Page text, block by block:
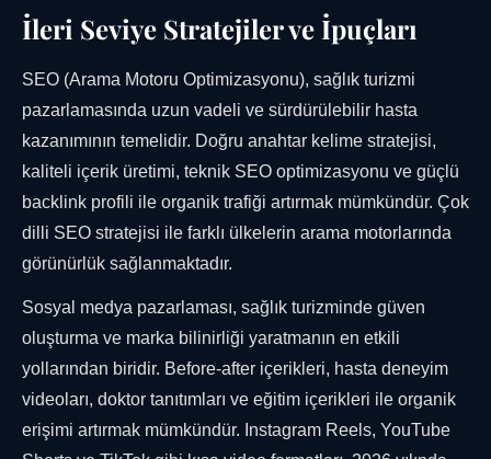
İleri Seviye Stratejiler ve İpuçları
SEO (Arama Motoru Optimizasyonu), sağlık turizmi
pazarlamasında uzun vadeli ve sürdürülebilir hasta
kazanımının temelidir. Doğru anahtar kelime stratejisi,
kaliteli içerik üretimi, teknik SEO optimizasyonu ve güçlü
backlink profili ile organik trafiği artırmak mümkündür. Çok
dilli SEO stratejisi ile farklı ülkelerin arama motorlarında
görünürlük sağlanmaktadır.
Sosyal medya pazarlaması, sağlık turizminde güven
oluşturma ve marka bilinirliği yaratmanın en etkili
yollarından biridir. Before-after içerikleri, hasta deneyim
videoları, doktor tanıtımları ve eğitim içerikleri ile organik
erişimi artırmak mümkündür. Instagram Reels, YouTube